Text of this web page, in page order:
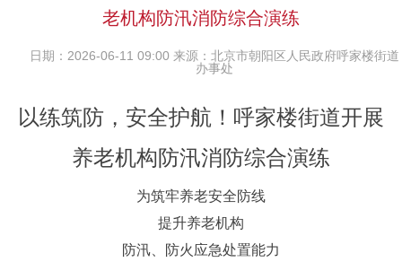
老机构防汛消防综合演练
日期：2026-06-11 09:00 来源：北京市朝阳区人民政府呼家楼街道
办事处
以练筑防，安全护航！呼家楼街道开展
养老机构防汛消防综合演练
为筑牢养老安全防线
提升养老机构
防汛、防火应急处置能力